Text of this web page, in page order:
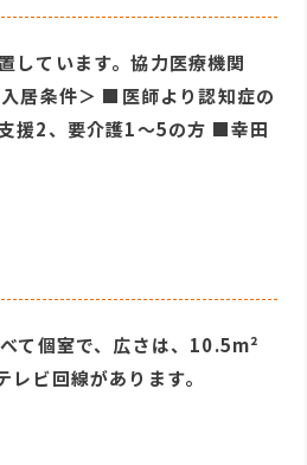
しています。協力医療機関
居条件＞ ■医師より認知症の
援2、要介護1～5の方 ■幸田
て個室で、広さは、10.5m²
レビ回線があります。